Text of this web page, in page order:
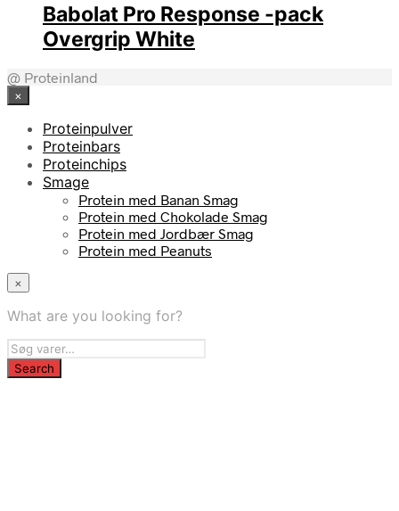
Babolat Pro Response -pack
Overgrip White
@ Proteinland
×
Proteinpulver
Proteinbars
Proteinchips
Smage
Protein med Banan Smag
Protein med Chokolade Smag
Protein med Jordbær Smag
Protein med Peanuts
×
What are you looking for?